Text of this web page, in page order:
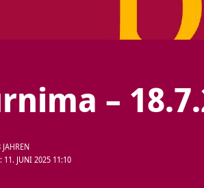
–
11. JUNI 2025 11:10